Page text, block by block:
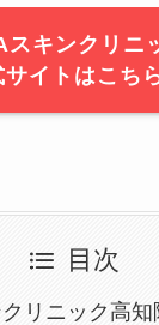
スキンクリニ
サイトはこち
目次
リニック高